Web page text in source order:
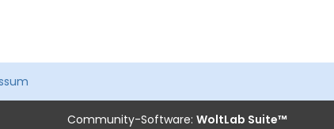
Community-Software: WoltLab Suite™